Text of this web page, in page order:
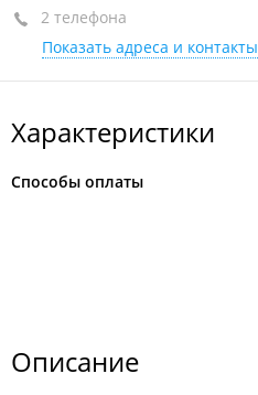
+7 (423) 280-53-27
+7 967 958-53-27
2 телефона
Показать адреса и контакты
Характеристики
Способы оплаты
Описание